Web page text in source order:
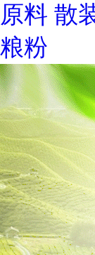
原料 散
粮粉